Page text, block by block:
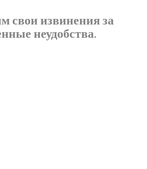
свои извинения за
неудобства.